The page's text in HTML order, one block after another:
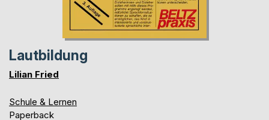
Lautbildung
Lilian Fried
Schule & Lernen
Paperback